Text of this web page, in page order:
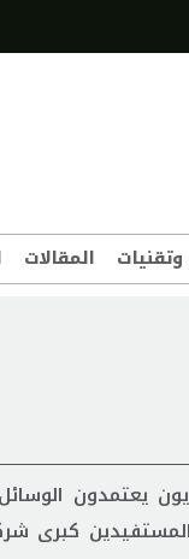
المقالات
يعتمدون الوسائل
حتى وأبرز المستفيدين